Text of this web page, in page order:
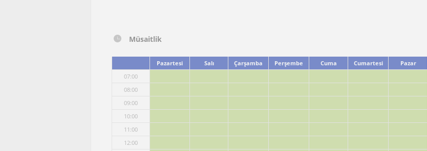
Müsaitlik
Pazartesi Salı Çarşamba Perşembe Cuma Cumartesi
Pazar
07:00
08:00
09:00
10:00
11:00
12:00